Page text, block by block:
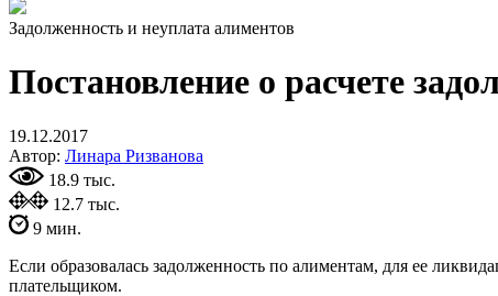
Задолженность и неуплата алиментов
Постановление о расчете
19.12.2017
Автор: Линара Ризванова
18.9 тыс.
12.7 тыс.
9 мин.
Если образовалась задолженность по алиментам, для ее
плательщиком.